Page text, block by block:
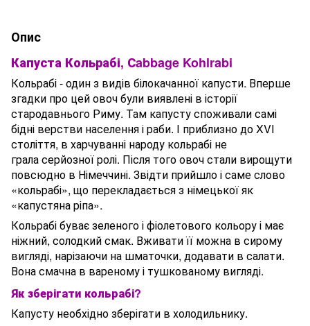
Опис
Капуста Кольрабі, Сabbage Kohlrabi
Кольрабі - один з видів білокачанної капусти. Вперше
згадки про цей овоч були виявлені в історії
стародавнього Риму. Там капусту споживали самі
бідні верстви населення і раби. І приблизно до XVI
століття, в харчуванні народу кольрабі не
грала серйозної ролі. Після того овоч стали вирощути
повсюдно в Німеччині. Звідти прийшло і саме слово
«кольрабі», що перекладається з німецької як
«капустяна ріпа».
Кольрабі буває зеленого і фіолетового кольору і має
ніжний, солодкий смак. Вживати її можна в сирому
вигляді, нарізаючи на шматочки, додавати в салати.
Вона смачна в вареному і тушкованому вигляді.
Як зберігати кольрабі?
Капусту необхідно зберігати в холодильнику.